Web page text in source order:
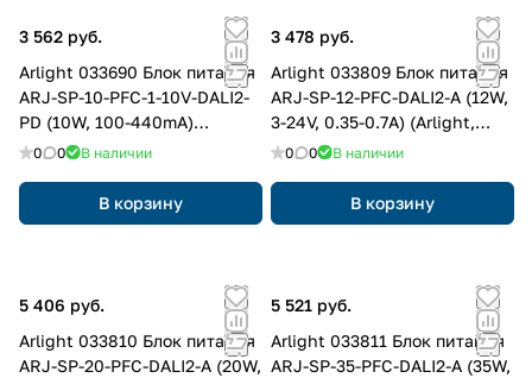
3 562 руб.
Arlight 033690 Блок питания
ARJ-SP-10-PFC-1-10V-DALI2-
PD (10W, 100-440mA)
(Arlight, IP20 Пластик, 5 лет)
0 0 В наличии
В корзину
3 478 руб.
Arlight 033809 Блок питания
ARJ-SP-12-PFC-DALI2-A (12W,
3-24V, 0.35-0.7A) (Arlight,
IP20 Пластик, 5 лет)
0 0 В наличии
В корзину
5 406 руб.
Arlight 033810 Блок питания
ARJ-SP-20-PFC-DALI2-A (20W,
5 521 руб.
Arlight 033811 Блок питания
ARJ-SP-35-PFC-DALI2-A (35W,